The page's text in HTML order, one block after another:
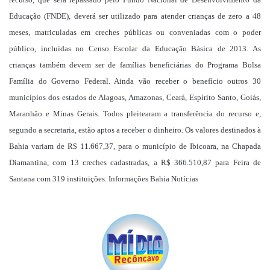
Educação (FNDE), deverá ser utilizado para atender crianças de zero a 48
meses, matriculadas em creches públicas ou conveniadas com o poder
público, incluídas no Censo Escolar da Educação Básica de 2013. As
crianças também devem ser de famílias beneficiárias do Programa Bolsa
Família do Governo Federal. Ainda vão receber o benefício outros 30
municípios dos estados de Alagoas, Amazonas, Ceará, Espírito Santo, Goiás,
Maranhão e Minas Gerais. Todos pleitearam a transferência do recurso e,
segundo a secretaria, estão aptos a receber o dinheiro. Os valores destinados à
Bahia variam de R$ 11.667,37, para o município de Ibicoara, na Chapada
Diamantina, com 13 creches cadastradas, a R$ 366.510,87 para Feira de
Santana com 319 instituições. Informações Bahia Notícias